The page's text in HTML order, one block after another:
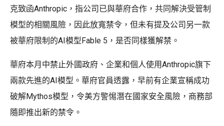
克致函Anthropic，指公司已與華府合作，共同解決受管制
模型的相關風險，因此放寬禁令，但未有提及公司另一款
被華府限制的AI模型Fable 5，是否同樣獲解禁。
華府本月中禁止外國政府、企業和個人使用Anthropic旗下
兩款先進的AI模型。華府官員透露，早前有企業宣稱成功
破解Mythos模型，令美方警惕潛在國家安全風險，商務部
隨即推出新的禁令。